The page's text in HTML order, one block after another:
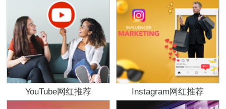
YouTube网红推荐 Instagram网红推荐